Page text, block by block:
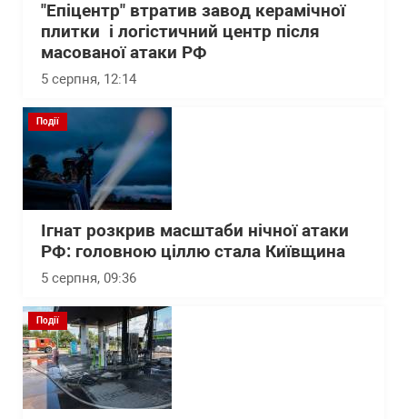
"Епіцентр" втратив завод керамічної
плитки і логістичний центр після
масованої атаки РФ
5 серпня, 12:14
Події
Ігнат розкрив масштаби нічної атаки
РФ: головною ціллю стала Київщина
5 серпня, 09:36
Події